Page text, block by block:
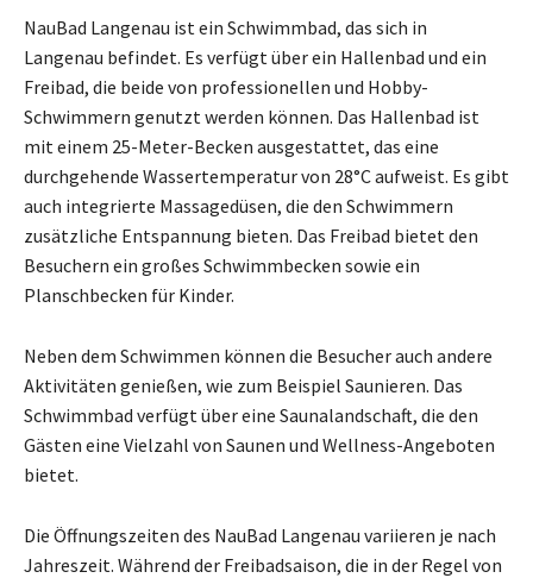
NauBad Langenau ist ein Schwimmbad, das sich in
Langenau befindet. Es verfügt über ein Hallenbad und ein
Freibad, die beide von professionellen und Hobby-
Schwimmern genutzt werden können. Das Hallenbad ist
mit einem 25-Meter-Becken ausgestattet, das eine
durchgehende Wassertemperatur von 28°C aufweist. Es gibt
auch integrierte Massagedüsen, die den Schwimmern
zusätzliche Entspannung bieten. Das Freibad bietet den
Besuchern ein großes Schwimmbecken sowie ein
Planschbecken für Kinder.
Neben dem Schwimmen können die Besucher auch andere
Aktivitäten genießen, wie zum Beispiel Saunieren. Das
Schwimmbad verfügt über eine Saunalandschaft, die den
Gästen eine Vielzahl von Saunen und Wellness-Angeboten
bietet.
Die Öffnungszeiten des NauBad Langenau variieren je nach
Jahreszeit. Während der Freibadsaison, die in der Regel von